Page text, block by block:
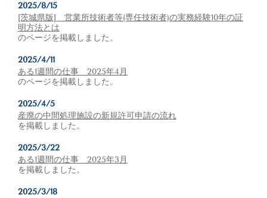
2025/8/15
[茨城県版] 営業所技術者等(専任技術者)の実務経験10年の証
明方法とは
のページを掲載しました。
2025/4/11
ある1週間の仕事 2025年4月
のページを掲載しました。
2025/4/5
産廃の中間処理施設の新規許可申請の流れ
を掲載しました。
2025/3/22
ある1週間の仕事 2025年3月
を掲載しました。
2025/3/18